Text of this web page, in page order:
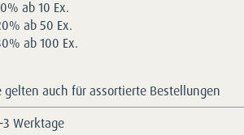
ab 10 Ex.
ab 50 Ex.
ab 100 Ex.
auch für assortierte Bestellungen
Werktage